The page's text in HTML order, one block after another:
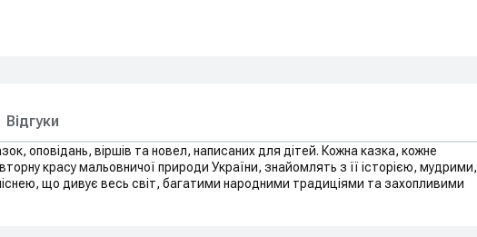
Відгуки
оповідань, віршів та новел, написаних для дітей. Кожна казка, кожне
красу мальовничої природи України, знайомлять з її історією, мудрими,
що дивує весь світ, багатими народними традиціями та захопливими